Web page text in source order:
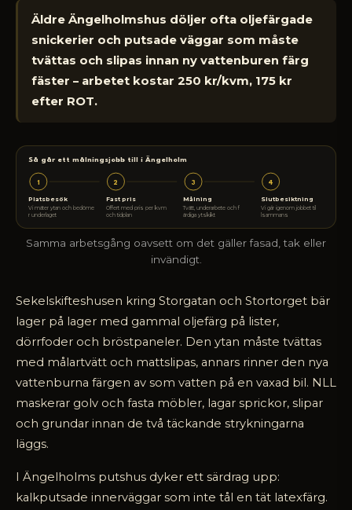
Äldre Ängelholmshus döljer ofta oljefärgade
snickerier och putsade väggar som måste
tvättas och slipas innan ny vattenburen färg
fäster – arbetet kostar 250 kr/kvm, 175 kr
efter ROT.
Så går ett målningsjobb till i Ängelholm
1
Platsbesök
Vi mäter ytan och bedöme
r underlaget
2
Fast pris
Offert med pris per kvm
och tidplan
3
Målning
Tvätt, underarbete och f
ärdiga ytskikt
4
Slutbesiktning
Vi går igenom jobbet til
lsammans
Samma arbetsgång oavsett om det gäller fasad, tak eller
invändigt.
Sekelskifteshusen kring Storgatan och Stortorget bär
lager på lager med gammal oljefärg på lister,
dörrfoder och bröstpaneler. Den ytan måste tvättas
med målartvätt och mattslipas, annars rinner den nya
vattenburna färgen av som vatten på en vaxad bil. NLL
maskerar golv och fasta möbler, lagar sprickor, slipar
och grundar innan de två täckande strykningarna
läggs.
I Ängelholms putshus dyker ett särdrag upp:
kalkputsade innerväggar som inte tål en tät latexfärg.